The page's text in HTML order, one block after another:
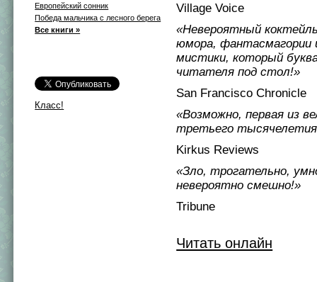
Европейский сонник
Победа мальчика с лесного берега
Все книги »
Класс!
Village Voice
«Невероятный
юмора, фантасмагории
мистики, который
читателя под стол!»
San Francisco Chronicle
«Возможно, первая из
третьего
Kirkus Reviews
«Зло, трогательно,
невероятно смешно!»
Tribune
Читать онлайн